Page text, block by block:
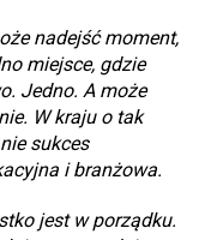
nadejść moment,
miejsce, gdzie
Jedno. A może
W kraju o tak
sukces
i branżowa.
jest w porządku.